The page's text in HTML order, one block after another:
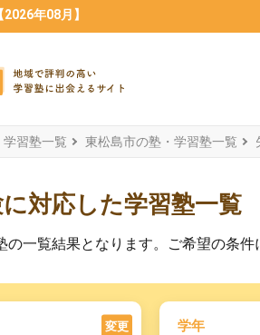
年08月】
習塾一覧 東松島市の塾・学習塾一覧
対応した学習塾一覧
一覧結果となります。ご希望の条件
変更 学年